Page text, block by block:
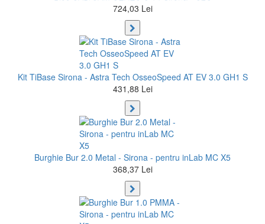
724,03 Lei
Kit TiBase Sirona - Astra Tech OsseoSpeed AT EV 3.0 GH1 S
431,88 Lei
Burghie Bur 2.0 Metal - Sirona - pentru inLab MC X5
368,37 Lei